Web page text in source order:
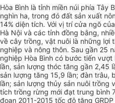
Hòa Bình là tỉnh miền núi phía Tây
nghìn ha, trong đó đất sản xuất
14% diện tích. Với vị trí cửa ngõ
Hà Nội và các tỉnh đồng bằng,
về cây trồng, vật nuôi là những lợi
nghiệp và nông thôn. Sau gần 25
nghiệp Hòa Bình có bước tiến vượt
lần, sản lượng thóc tăng gần 2,45
sản lượng tăng 15,9 lần; đàn trâu,
lần; sản lượng thủy sản nuôi trồng
tích trồng rừng mới đạt trung bình
đoạn 2011-2015 tốc độ tăng